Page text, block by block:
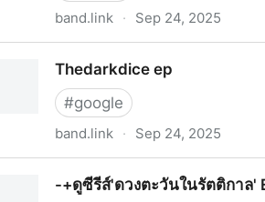
band.link · Sep 24, 2025
Thedarkdice ep
#google
band.link · Sep 24, 2025
-+ดูซีรีส์'ดวงตะวันในรัตติกาล'